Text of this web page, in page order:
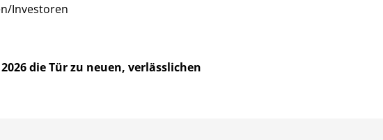
Investoren
die Tür zu neuen, verlässlichen